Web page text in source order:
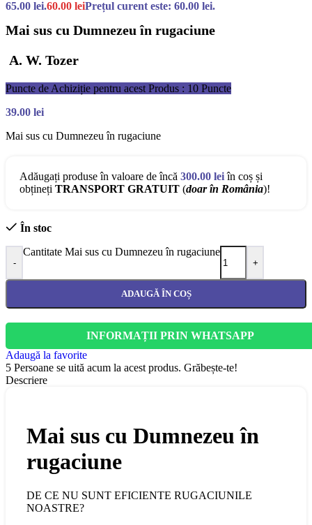
65.00 lei.60.00 leiPrețul curent este: 60.00 lei.
Mai sus cu Dumnezeu în rugaciune
A. W. Tozer
Puncte de Achiziție pentru acest Produs : 10 Puncte
39.00 lei
Mai sus cu Dumnezeu în rugaciune
Adăugați produse în valoare de încă 300.00 leiîn coș și
obțineți TRANSPORT GRATUIT (doar în România)!
În stoc
-
Cantitate Mai sus cu Dumnezeu în rugaciune
+
ADAUGĂ ÎN COȘ
INFORMAȚII PRIN WHATSAPP
Adaugă la favorite
5 Persoane se uită acum la acest produs. Grăbește-te!
Descriere
Mai sus cu Dumnezeu în
rugaciune
DE CE NU SUNT EFICIENTE RUGACIUNILE
NOASTRE?